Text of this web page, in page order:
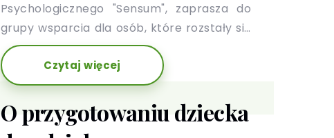
Psychologicznego "Sensum", zaprasza do
grupy wsparcia dla osób, które rozstały się
z partnerem.
Czytaj więcej
O przygotowaniu dziecka